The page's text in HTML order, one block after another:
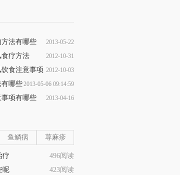
方法有哪些
2013-05-22
17:48:37
食疗方法
2012-10-31
18:20:10
食注意事项 2012-10-03
15:22:03
有哪些2013-05-06 09:14:59
项有哪些
2013-04-16
鱼鳞病 荨麻疹
496阅读
疗
423阅读
呢